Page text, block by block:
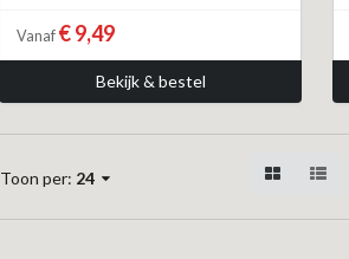
Vanaf € 9,49
Bekijk & bestel
Toon per: 24